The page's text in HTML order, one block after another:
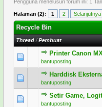
Pengguna menelusuri forum ini: 1
Halaman (2): 1 2 Selanjutnya
Recycle Bin
Thread/Pembuat
Printer Canon
bantuposting
Harddisk
bantuposting
Setir Game,
bantuposting